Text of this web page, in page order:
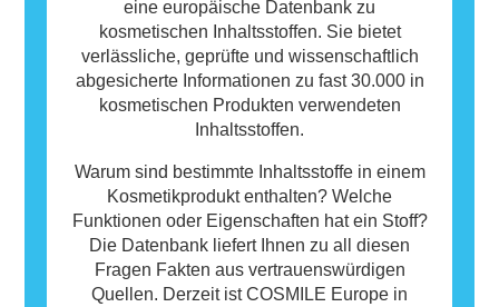
eine europäische Datenbank zu
kosmetischen Inhaltsstoffen. Sie bietet
verlässliche, geprüfte und wissenschaftlich
abgesicherte Informationen zu fast 30.000 in
kosmetischen Produkten verwendeten
Inhaltsstoffen.
Warum sind bestimmte Inhaltsstoffe in einem
Kosmetikprodukt enthalten? Welche
Funktionen oder Eigenschaften hat ein Stoff?
Die Datenbank liefert Ihnen zu all diesen
Fragen Fakten aus vertrauenswürdigen
Quellen. Derzeit ist COSMILE Europe in